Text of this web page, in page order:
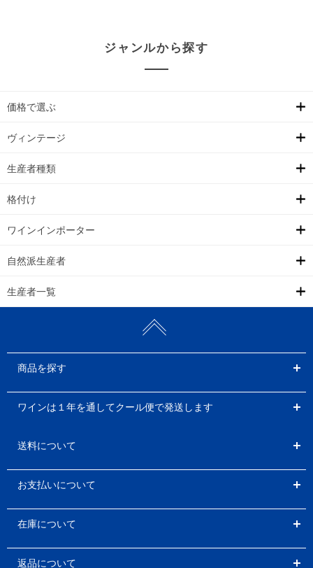
ジャンルから探す
価格で選ぶ
ヴィンテージ
生産者種類
格付け
ワインインポーター
自然派生産者
生産者一覧
商品を探す
ワインは１年を通してクール便で発送します
送料について
お支払いについて
在庫について
返品について